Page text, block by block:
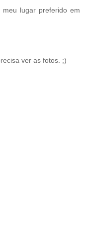
lugar preferido em
ver as fotos. ;)